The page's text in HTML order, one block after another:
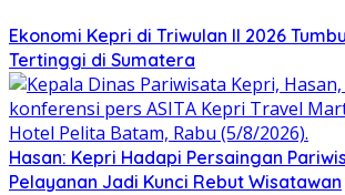
Ekonomi Kepri di Triwulan II 2026
Tertinggi di Sumatera
Hasan: Kepri Hadapi Persaingan
Pelayanan Jadi Kunci Rebut Wisatawan